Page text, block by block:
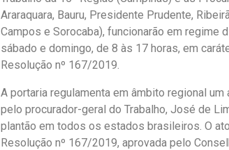
Araraquara, Bauru, Presidente Prudente,
Campos e Sorocaba), funcionarão em
sábado e domingo, de 8 às 17 horas, em
Resolução nº 167/2019.
A portaria regulamenta em âmbito regional
pelo procurador-geral do Trabalho, José de
plantão em todos os estados brasileiros. O
Resolução nº 167/2019, aprovada pelo